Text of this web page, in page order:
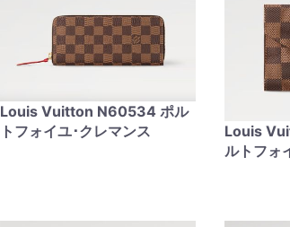
Louis Vuitton N60534 ポル
トフォイユ･クレマンス
Louis
ルトフォ